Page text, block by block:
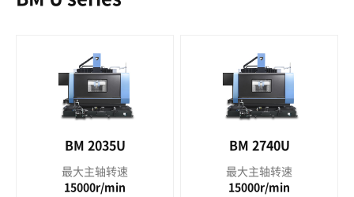
BM 2035U
最大主轴转速
15000r/min
BM 2740U
最大主轴转速
15000r/min